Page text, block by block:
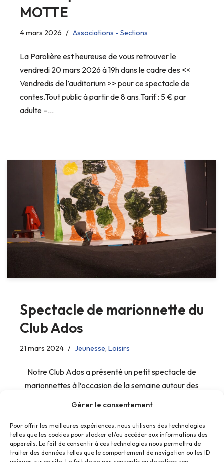
Gérer le consentement
Pour offrir les meilleures expériences, nous utilisons des technologies
telles que les cookies pour stocker et/ou accéder aux informations des
appareils. Le fait de consentir à ces technologies nous permettra de
traiter des données telles que le comportement de navigation ou les ID
MOTTE
4 mars 2026 Associations - Sections
La Parolière est heureuse de vous retrouver le
vendredi 20 mars 2026 à 19h dans le cadre des <<
Vendredis de l’auditorium >> pour ce spectacle de
contes.Tout public à partir de 8 ans.Tarif : 5 € par
adulte –…
Spectacle de marionnette du
Club Ados
21 mars 2024 Jeunesse, Loisirs
Notre Club Ados a présenté un petit spectacle de
marionnettes à l’occasion de la semaine autour des